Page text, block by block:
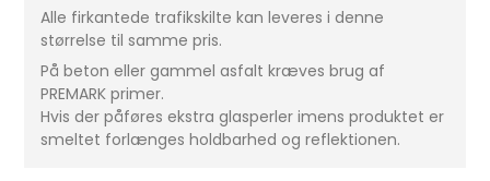
Alle firkantede trafikskilte kan leveres i denne
størrelse til samme pris.
På beton eller gammel asfalt kræves brug af
PREMARK primer.
Hvis der påføres ekstra glasperler imens produktet er
smeltet forlænges holdbarhed og reflektionen.